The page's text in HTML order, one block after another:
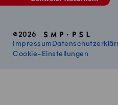
©2026
Impressum
Cookie-Einstellungen